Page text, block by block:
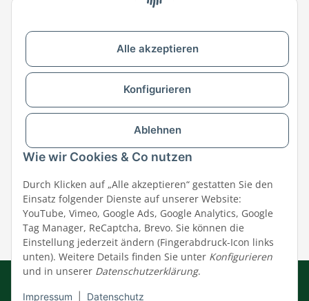
Alle akzeptieren
Konfigurieren
Ablehnen
Wie wir Cookies & Co nutzen
Durch Klicken auf „Alle akzeptieren“ gestatten Sie den
Einsatz folgender Dienste auf unserer Website:
YouTube, Vimeo, Google Ads, Google Analytics, Google
Tag Manager, ReCaptcha, Brevo. Sie können die
Einstellung jederzeit ändern (Fingerabdruck-Icon links
unten). Weitere Details finden Sie unter Konfigurieren
und in unserer Datenschutzerklärung.
Impressum Datenschutz
Zu MEGAZOO-nord.de wechseln
Versandpartner & Zahlungsmöglichkeiten
Impressum|AGB|Datenschutz
© MEGAZOO Alpha GmbH